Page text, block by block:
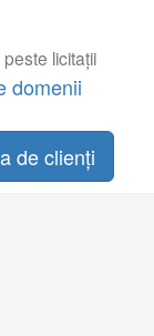
licitații
domenii
de clienți